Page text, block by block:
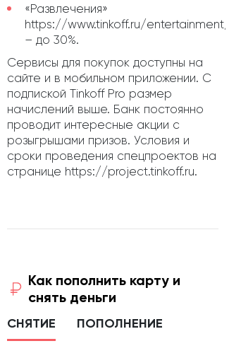
«Развлечения»
https://www.tinkoff.ru/entertainment/
– до 30%.
Сервисы для покупок доступны на
сайте и в мобильном приложении. С
подпиской Tinkoff Pro размер
начислений выше. Банк постоянно
проводит интересные акции с
розыгрышами призов. Условия и
сроки проведения спецпроектов на
странице https://project.tinkoff.ru.
Как пополнить карту и
снять деньги
СНЯТИЕ ПОПОЛНЕНИЕ